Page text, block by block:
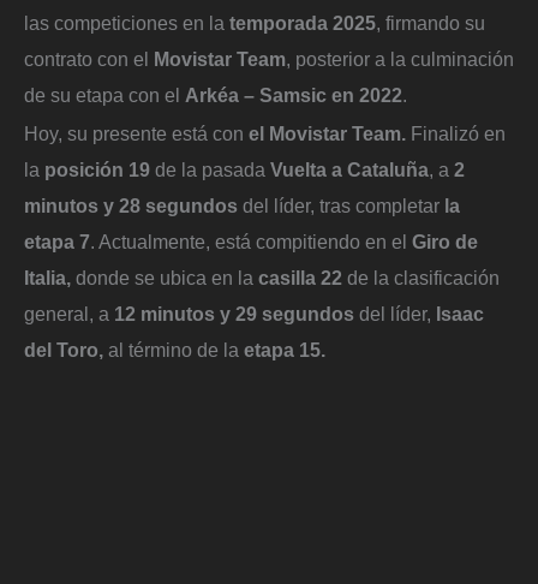
las competiciones en la temporada 2025, firmando su
contrato con el
Movistar Team, posterior a la culminación
de su etapa con el Arkéa – Samsic en 2022.
Hoy, su presente está con el Movistar Team. Finalizó en
la posición 19 de la pasada Vuelta a Cataluña, a 2
minutos y 28 segundos del líder, tras completar la
etapa 7. Actualmente, está compitiendo en el Giro de
Italia, donde se ubica en la casilla 22 de la clasificación
general, a 12 minutos y 29 segundos del líder, Isaac
del Toro, al término de la etapa 15.